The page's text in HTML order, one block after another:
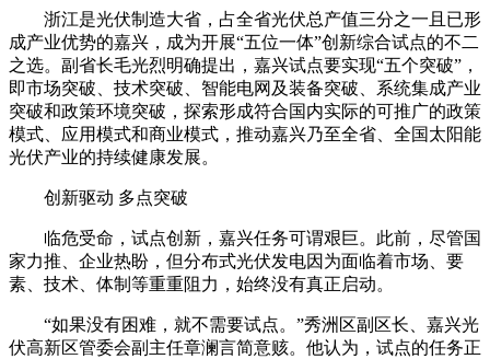
浙江是光伏制造大省，占全省光伏总产值三分之一且已形
成产业优势的嘉兴，成为开展“五位一体”创新综合试点的不二
之选。副省长毛光烈明确提出，嘉兴试点要实现“五个突破”，
即市场突破、技术突破、智能电网及装备突破、系统集成产业
突破和政策环境突破，探索形成符合国内实际的可推广的政策
模式、应用模式和商业模式，推动嘉兴乃至全省、全国太阳能
光伏产业的持续健康发展。
创新驱动 多点突破
临危受命，试点创新，嘉兴任务可谓艰巨。此前，尽管国
家力推、企业热盼，但分布式光伏发电因为面临着市场、要
素、技术、体制等重重阻力，始终没有真正启动。
“如果没有困难，就不需要试点。”秀洲区副区长、嘉兴光
伏高新区管委会副主任章澜言简意赅。他认为，试点的任务正